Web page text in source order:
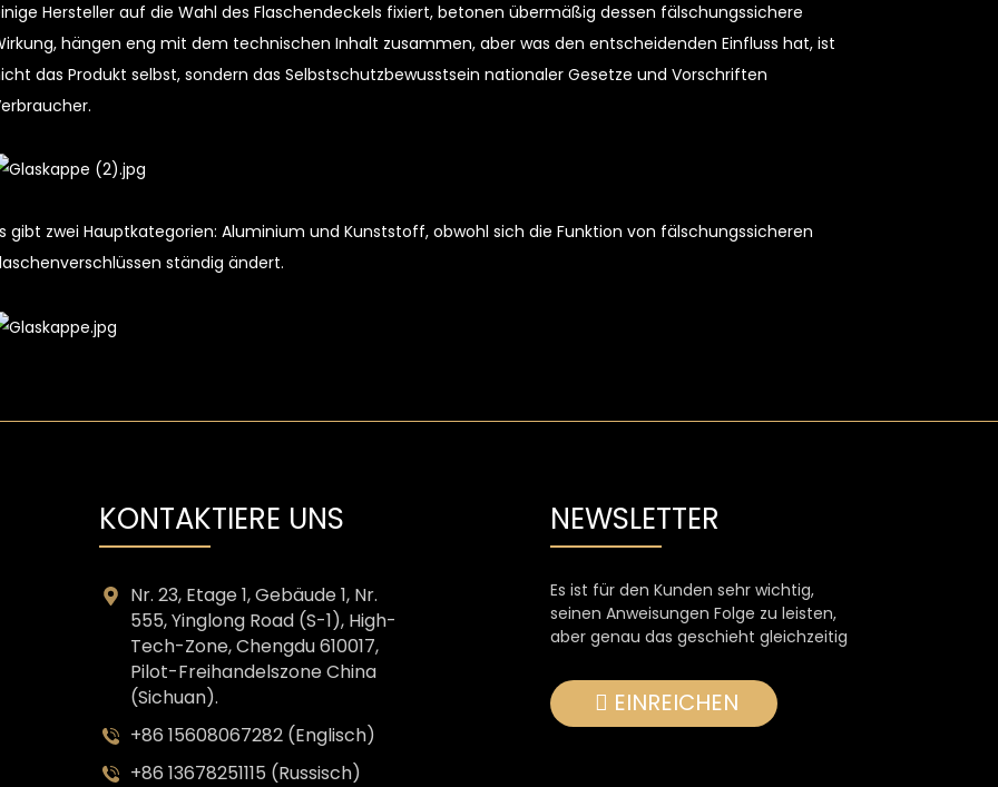
Hersteller auf die Wahl des Flaschendeckels fixiert, betonen übermäßig dessen fälschungssichere
hängen eng mit dem technischen Inhalt zusammen, aber was den entscheidenden Einfluss hat, ist
das Produkt selbst, sondern das Selbstschutzbewusstsein nationaler Gesetze und Vorschriften
gibt zwei Hauptkategorien: Aluminium und Kunststoff, obwohl sich die Funktion von fälschungssicheren
ständig ändert.
KONTAKTIERE UNS
Nr. 23, Etage 1, Gebäude 1, Nr.
555, Yinglong Road (S-1), High-
Tech-Zone, Chengdu 610017,
Pilot-Freihandelszone China
(Sichuan).
+86 15608067282 (Englisch)
+86 13678251115 (Russisch)
NEWSLETTER
Es ist für den Kunden sehr wichtig,
seinen Anweisungen Folge zu leisten,
aber genau das geschieht gleichzeitig
EINREICHEN